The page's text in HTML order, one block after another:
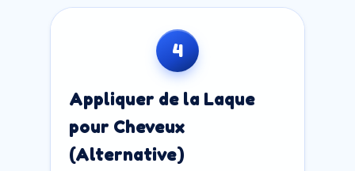
4
Appliquer de la Laque
pour Cheveux
(Alternative)